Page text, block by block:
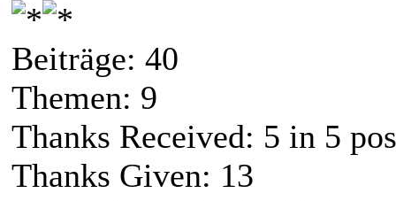
Beiträge: 40
Themen: 9
Thanks Received: 5 in 5
Thanks Given: 13